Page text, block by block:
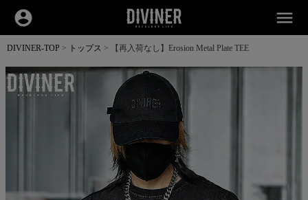
account_circle menu
DIVINER-TOP トップス 【再入荷なし】Erosion Metal Plate TEE